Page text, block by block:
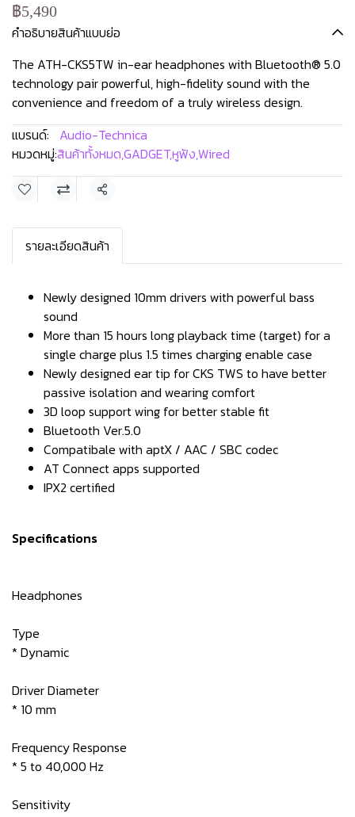
฿5,490
คำอธิบายสินค้าแบบย่อ
The ATH-CKS5TW in-ear headphones with Bluetooth® 5.0
technology pair powerful, high-fidelity sound with the
convenience and freedom of a truly wireless design.
แบรนด์:
Audio-Technica
หมวดหมู่:สินค้าทั้งหมด,GADGET,หูฟัง,Wired
แชร์
รายละเอียดสินค้า
Newly designed 10mm drivers with powerful bass
sound
More than 15 hours long playback time (target) for a
single charge plus 1.5 times charging enable case
Newly designed ear tip for CKS TWS to have better
passive isolation and wearing comfort
3D loop support wing for better stable fit
Bluetooth Ver.5.0
Compatibale with aptX / AAC / SBC codec
AT Connect apps supported
IPX2 certified
Specifications
Headphones
Type
* Dynamic
Driver Diameter
* 10 mm
Frequency Response
* 5 to 40,000 Hz
Sensitivity